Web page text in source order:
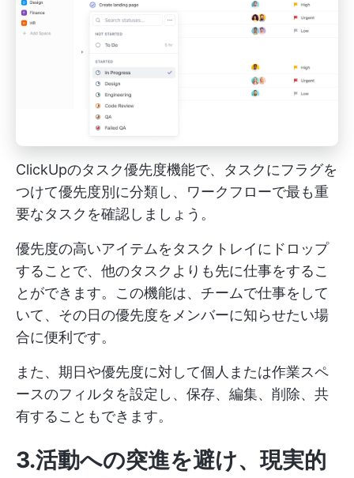
ClickUpのタスク優先度機能で、タスクにフラグを
つけて優先度別に分類し、ワークフローで最も重
要なタスクを確認しましょう。
優先度の高いアイテムをタスクトレイにドロップ
することで、他のタスクよりも先に仕事をするこ
とができます。この機能は、チームで仕事をして
いて、その日の優先度をメンバーに知らせたい場
合に便利です。
また、期日や優先度に対して個人または作業スペ
ースのフィルタを設定し、保存、編集、削除、共
有することもできます。
3.活動への突進を避け、現実的